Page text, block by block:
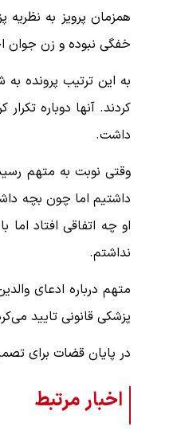
همزمان پرویز به
خفگی نبوده و زن جوان
کردند. آنها دوباره
داشت.
وقتی نوبت به متهم
داشتیم اما چون بچه
او چه اتفاقی افتاد
نداشتم.
متهم درباره ادعای
پزشکی قانونی تایید
در پایان قضات برای
اخبار مرتبط
به عادل